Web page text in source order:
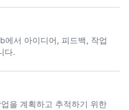
에서 아이디어, 피드백, 작업
다.
을 계획하고 추적하기 위한